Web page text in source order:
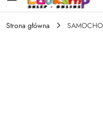
Strona główna